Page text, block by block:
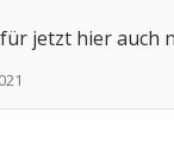
jetzt hier